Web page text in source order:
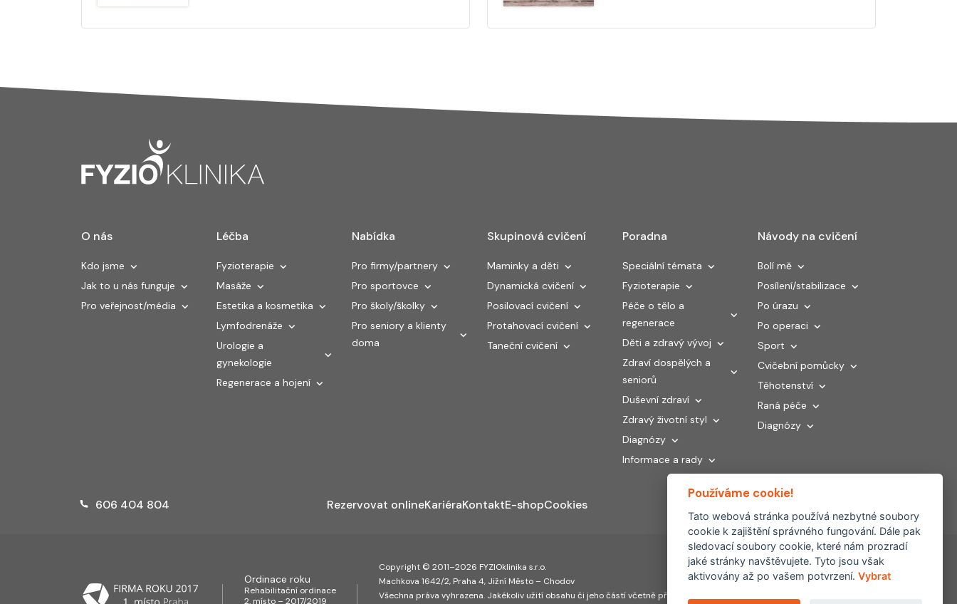
O nás
Kdo jsme
Jak to u nás funguje
Pro veřejnost/média
Léčba
Fyzioterapie
Masáže
Estetika a kosmetika
Lymfodrenáže
Urologie a
gynekologie
Regenerace a hojení
Nabídka
Pro firmy/partnery
Pro sportovce
Pro školy/školky
Pro seniory a klienty
doma
Skupinová cvičení
Maminky a děti
Dynamická cvičení
Posilovací cvičení
Protahovací cvičení
Taneční cvičení
Poradna
Speciální témata
Fyzioterapie
Péče o tělo a
regenerace
Děti a zdravý vývoj
Zdraví dospělých a
seniorů
Duševní zdraví
Zdravý životní styl
Diagnózy
Informace a rady
Návody na cvičení
Bolí mě
Posílení/stabilizace
Po úrazu
Po operaci
Sport
Cvičební pomůcky
Těhotenství
Raná péče
Diagnózy
606 404 804 Rezervovat onlineKariéraKontaktE-shopCookies
Ordinace roku
Rehabilitační ordinace
2. místo – 2017/2019
Copyright © 2011–2026 FYZIOklinika s.r.o.
Machkova 1642/2, Praha 4, Jižní Město – Chodov
Všechna práva vyhrazena. Jakékoliv užití obsahu či jeho částí včetně převzetí, šíření či
Partnerské
weby:
Používáme cookie!
Tato webová stránka používá nezbytné soubory
cookie k zajištění správného fungování. Dále pak
sledovací soubory cookie, které nám prozradí
jaké stránky navštěvujete. Tyto jsou však
aktivovány až po vašem potvrzení. Vybrat